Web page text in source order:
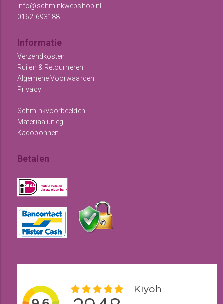
info@schminkwebshop.nl
0162-693188
Informatie
Verzendkosten
Ruilen & Retourneren
Algemene Voorwaarden
Privacy
Schminkvoorbeelden
Materiaaluitleg
Kadobonnen
Betalen